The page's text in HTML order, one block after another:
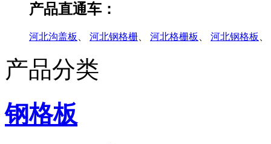
产品直通车：
河北沟盖板 河北钢格栅 河北格栅板 河北钢格板
产品分类
钢格板